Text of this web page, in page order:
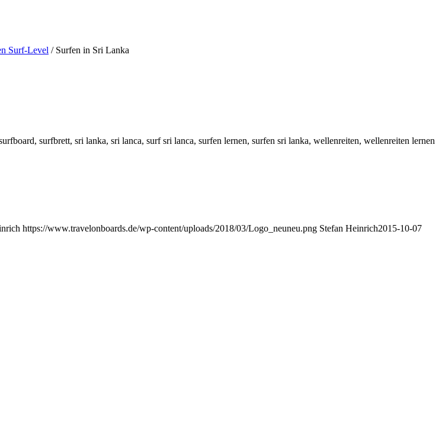
Surf-Level / Surfen in Sri Lanka
surfbrett, sri lanka, sri lanca, surf sri lanca, surfen lernen, surfen sri lanka, wellenreiten, wellenreiten lernen
https://www.travelonboards.de/wp-content/uploads/2018/03/Logo_neuneu.png Stefan Heinrich2015-10-07